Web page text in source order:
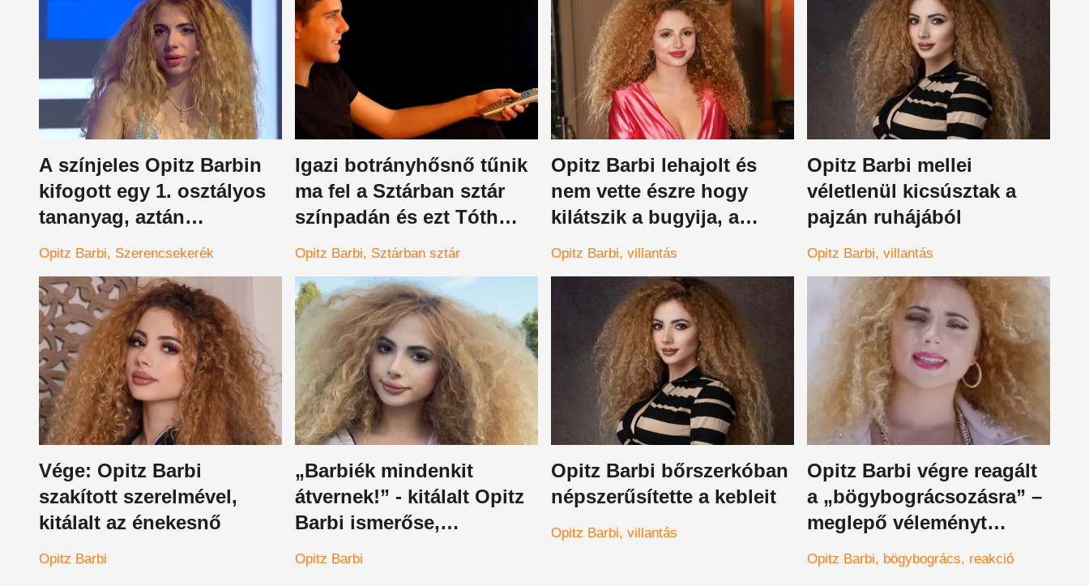
A színjeles Opitz Barbin
kifogott egy 1. osztályos
tananyag, aztán
beolvasott az
újságíróknak a lábtörlő
kategóriás cikkek miatt
Opitz Barbi Szerencsekerék
Igazi botrányhősnő tűnik
ma fel a Sztárban sztár
színpadán és ezt Tóth
Gabinak köszönhetjük,
lélegzetvisszafojtva várják
az emberek az esti élő
adást
Opitz Barbi Sztárban sztár
Opitz Barbi lehajolt és
nem vette észre hogy
kilátszik a bugyija, a
kamera mindent rögzített
Opitz Barbi villantás
Opitz Barbi mellei
véletlenül kicsúsztak a
pajzán ruhájából
Opitz Barbi villantás
Vége: Opitz Barbi
szakított szerelmével,
kitálalt az énekesnő
Opitz Barbi
„Barbiék mindenkit
átvernek!” - kitálalt Opitz
Barbi ismerőse,
megdöbbentő dolgokat
mondott a családi
Opitz Barbi
Opitz Barbi bőrszerkóban
népszerűsítette a kebleit
Opitz Barbi villantás
Opitz Barbi végre reagált
a „bögybográcsozásra” –
meglepő véleményt
fogalmazott meg a melleit
ért inzultusra
Opitz Barbi bögybogrács reakció